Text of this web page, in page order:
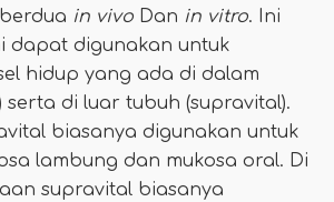
in vivo Dan in vitro. Ini
dapat digunakan untuk
hidup yang ada di dalam
serta di luar tubuh (supravital).
biasanya digunakan untuk
lambung dan mukosa oral. Di
supravital biasanya